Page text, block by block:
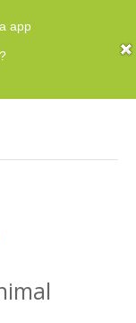
app